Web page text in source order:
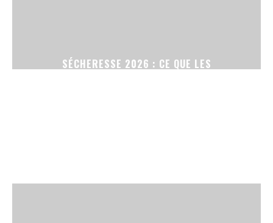
SÉCHERESSE 2026 : CE QUE LES